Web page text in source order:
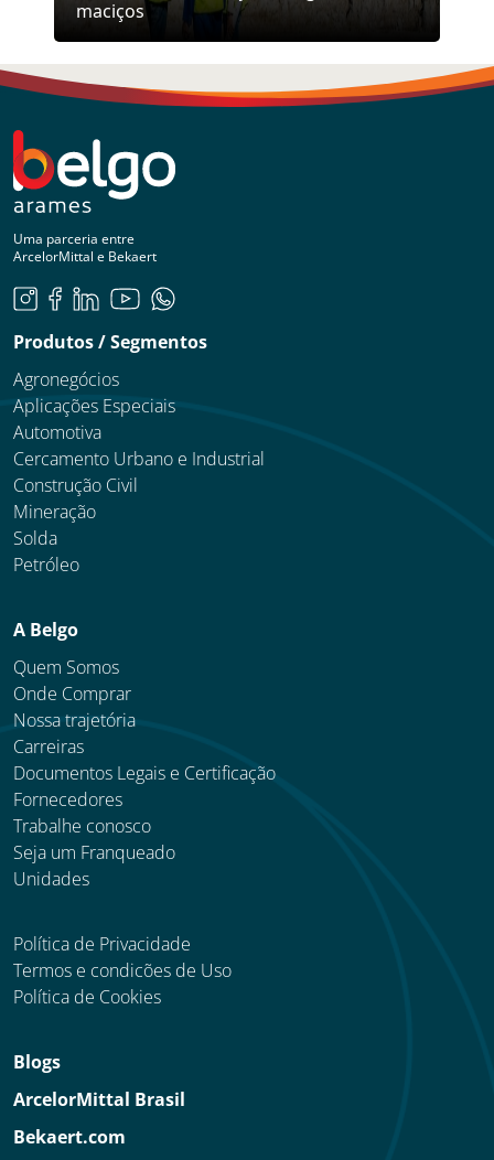
maciços
Uma parceria entre
ArcelorMittal e Bekaert
Produtos / Segmentos
Agronegócios
Aplicações Especiais
Automotiva
Cercamento Urbano e Industrial
Construção Civil
Mineração
Solda
Petróleo
A Belgo
Quem Somos
Onde Comprar
Nossa trajetória
Carreiras
Documentos Legais e Certificação
Fornecedores
Trabalhe conosco
Seja um Franqueado
Unidades
Política de Privacidade
Termos e condicões de Uso
Política de Cookies
Blogs
ArcelorMittal Brasil
Bekaert.com